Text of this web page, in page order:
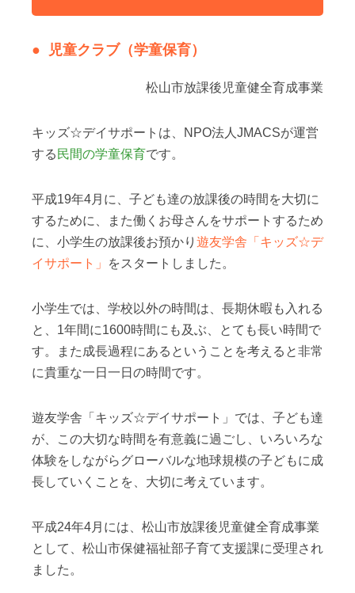
児童クラブ（学童保育）
松山市放課後児童健全育成事業
キッズ☆デイサポートは、NPO法人JMACSが運営
する 民間の学童保育です。
平成19年4月に、子ども達の放課後の時間を大切に
するために、また働くお母さんをサポートするため
に、小学生の放課後お預かり 遊友学舎「キッズ☆デ
イサポート」
をスタートしました。
小学生では、学校以外の時間は、長期休暇も入れる
と、1年間に1600時間にも及ぶ、とても長い時間で
す。また成長過程にあるということを考えると非常
に貴重な一日一日の時間です。
遊友学舎「キッズ☆デイサポート」では、子ども達
が、この大切な時間を有意義に過ごし、いろいろな
体験をしながらグローバルな地球規模の子どもに成
長していくことを、大切に考えています。
平成24年4月には、松山市放課後児童健全育成事業
として、松山市保健福祉部子育て支援課に受理され
ました。